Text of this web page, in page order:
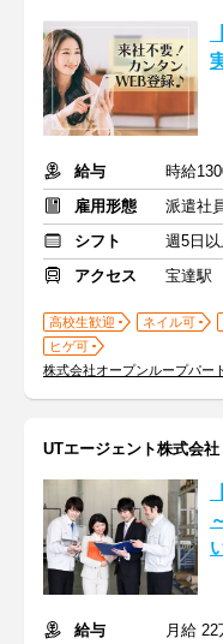
給与
時給
雇用形態
派遣社
シフト
週5日
アクセス
宝達駅
高校生歓迎 ネイル可
ヒゲ可
株式会社オープンループパー
UTエージェント株式会
給与
月給